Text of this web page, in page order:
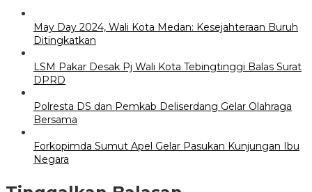
May Day 2024, Wali Kota Medan: Kesejahteraan Buruh
Ditingkatkan
LSM Pakar Desak Pj Wali Kota Tebingtinggi Balas Surat
DPRD
Polresta DS dan Pemkab Deliserdang Gelar Olahraga
Bersama
Forkopimda Sumut Apel Gelar Pasukan Kunjungan Ibu
Negara